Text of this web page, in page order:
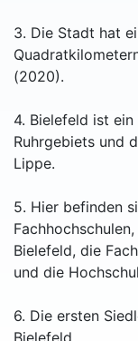
3. Die Stadt hat
(2020).
4. Bielefeld ist
Ruhrgebiets und
Lippe.
5. Hier befinden
Bielefeld, die
und die
6. Die ersten